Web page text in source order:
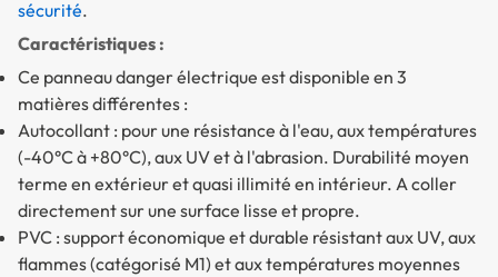
sécurité.
Caractéristiques :
Ce panneau danger électrique est disponible en 3
matières différentes :
Autocollant : pour une résistance à l'eau, aux températures
(-40°C à +80°C), aux UV et à l'abrasion. Durabilité moyen
terme en extérieur et quasi illimité en intérieur. A coller
directement sur une surface lisse et propre.
PVC : support économique et durable résistant aux UV, aux
flammes (catégorisé M1) et aux températures moyennes